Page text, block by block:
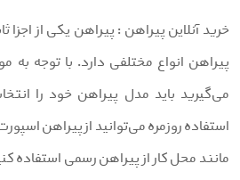
آنلاین پیراهن : پیراهن یکی از اجزا
انواع مختلفی دارد. با توجه به
باید مدل پیراهن خود را انتخاب
روزمره می‌توانید از پیراهن
محل کار از پیراهن رسمی استفاده